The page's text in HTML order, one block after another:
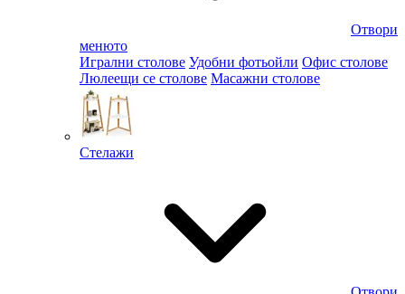
Отвори
менюто
Игрални столове Удобни фотьойли Офис столове
Люлеещи се столове Масажни столове
Стелажи